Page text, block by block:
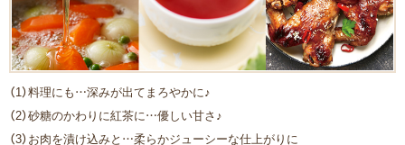
（1）料理にも…深みが出てまろやかに♪
（2）砂糖のかわりに紅茶に…優しい甘さ♪
（3）お肉を漬け込みと…柔らかジューシーな仕上がりに